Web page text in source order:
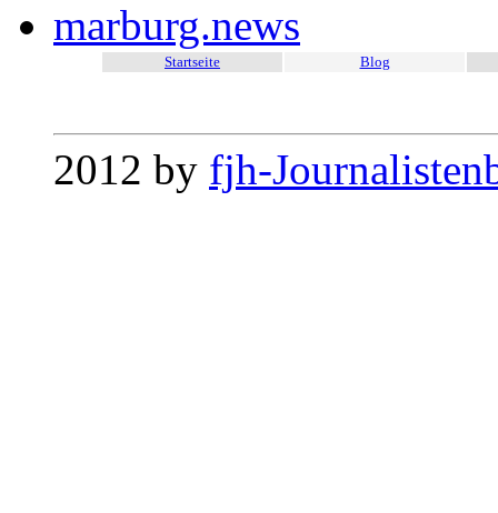
marburg.news
Startseite Blog
2012 by fjh-